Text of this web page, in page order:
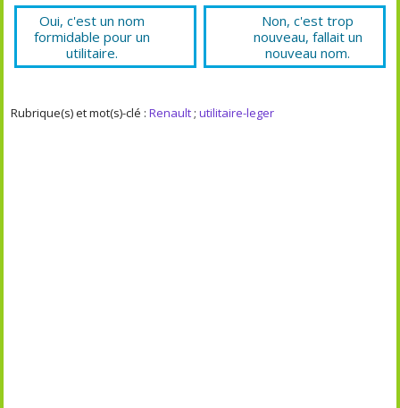
Oui, c'est un nom
formidable pour un
utilitaire.
Non, c'est trop
nouveau, fallait un
nouveau nom.
Rubrique(s) et mot(s)-clé :Renault;utilitaire-leger